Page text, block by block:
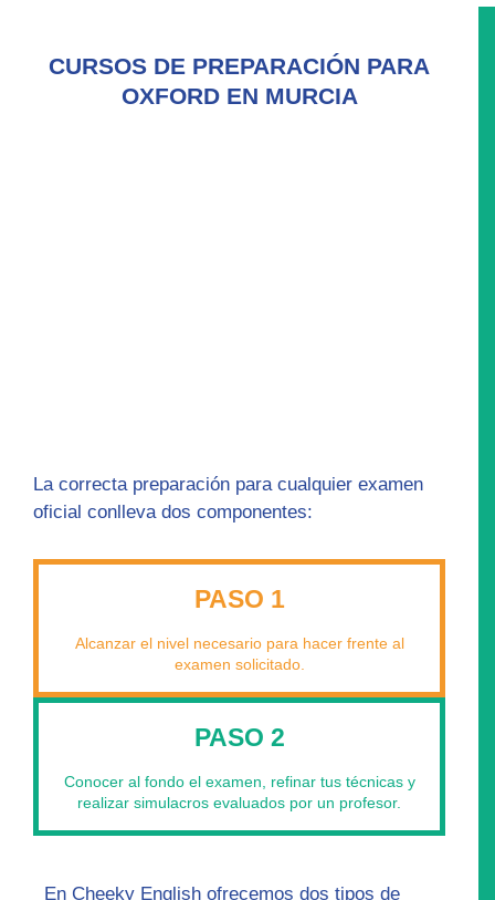
CURSOS DE PREPARACIÓN PARA
OXFORD EN MURCIA
La correcta preparación para cualquier examen
oficial conlleva dos componentes:
PASO 1
Alcanzar el nivel necesario para hacer frente al
examen solicitado.
PASO 2
Conocer al fondo el examen, refinar tus técnicas y
realizar simulacros evaluados por un profesor.
En Cheeky English ofrecemos dos tipos de